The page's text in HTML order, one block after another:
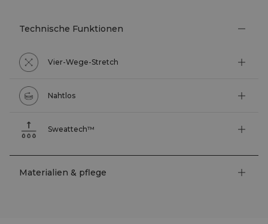
Technische Funktionen
Vier-Wege-Stretch
Nahtlos
Sweattech™
Materialien & pflege